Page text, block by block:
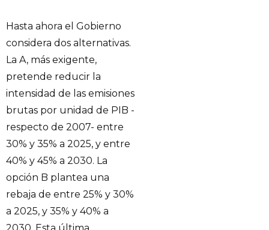
Hasta ahora el Gobierno
considera dos alternativas.
La A, más exigente,
pretende reducir la
intensidad de las emisiones
brutas por unidad de PIB -
respecto de 2007- entre
30% y 35% a 2025, y entre
40% y 45% a 2030. La
opción B plantea una
rebaja de entre 25% y 30%
a 2025, y 35% y 40% a